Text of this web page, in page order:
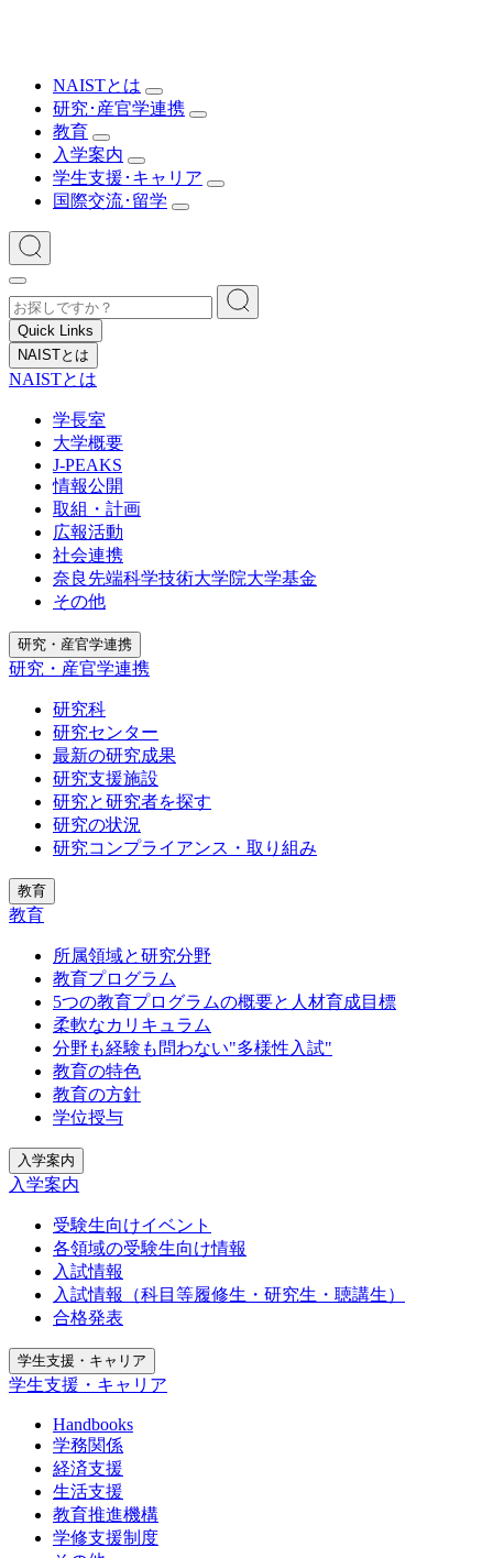
NAISTとは
研究･産官学連携
教育
入学案内
学生支援･キャリア
国際交流･留学
Quick Links
NAISTとは
NAISTとは
学長室
大学概要
J-PEAKS
情報公開
取組・計画
広報活動
社会連携
奈良先端科学技術大学院大学基金
その他
研究・産官学連携
研究・産官学連携
研究科
研究センター
最新の研究成果
研究支援施設
研究と研究者を探す
研究の状況
研究コンプライアンス・取り組み
教育
教育
所属領域と研究分野
教育プログラム
5つの教育プログラムの概要と人材育成目標
柔軟なカリキュラム
分野も経験も問わない"多様性入試"
教育の特色
教育の方針
学位授与
入学案内
入学案内
受験生向けイベント
各領域の受験生向け情報
入試情報
入試情報（科目等履修生・研究生・聴講生）
合格発表
学生支援・キャリア
学生支援・キャリア
Handbooks
学務関係
経済支援
生活支援
教育推進機構
学修支援制度